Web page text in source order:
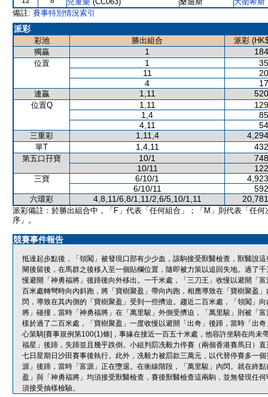
備註: 賽事特別情況索引
派彩
彩池 勝出組合
派彩
獨贏
1
位置 1
11
4
連贏 1,11
位置Q 1,11
1,4
4,11
三重彩 1,11,4
單T 1,4,11
第五口孖寶 10/1
10/11
三寶 6/10/1
6/10/11
六環彩 4,8,11/6,8/1,11/2,6/5,10/1,11
派彩備註：於勝出組合中，「F」代表「任何組合」；「M」則代表「任何
序」。
競賽事件報告
抵達起步點後，「領闖」被發現口部有少少血，該駒接受獸醫檢查，獸醫說
閘後留後，在馬群之後移入至一個貼欄位置，隨即被力策以追回失地。過了
慢避開「神勇福將」後蹄後向外移出。一千米處，「三刀王」收慢以避開「
百米處轉彎時向內斜跑，將「寶樹聚盈」帶向內跑，相應導致在「寶樹聚盈
閃，導致在其內側的「寶樹聚盈」受到一些擠迫。趨近二百米處，「領闖」
將」碰撞，當時「神勇福將」在「萬里駿」外側受擠迫，「萬里駿」則被「
樣於過了二百米處，「寶樹聚盈」一度收慢以避開「出奇」後蹄，當時「出
心策騎[賽事規例第100(1)條]，事緣在接近一百五十米處，他容許坐騎在尚
福星」後蹄，失蹄並且幾乎跌倒。小組判罰冼毅力停賽（兩個香港賽馬日）
七日星期日沙田賽事後執行。此外，冼毅力被罰款三萬元，以代替停賽多一
源」後蹄，當時「富源」正在墮退。在衝線階段，「萬里駿」內閃。就在終
盈」與「神勇福將」均須接受獸醫檢查，賽後獸醫檢查這兩駒，並無發現任
須接受抽樣檢驗。